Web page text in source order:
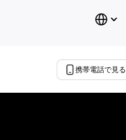
携帯電話で見る